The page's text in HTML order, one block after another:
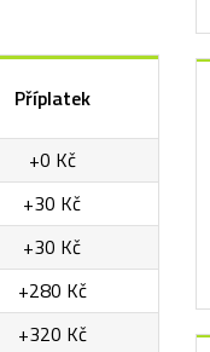
Příplatek
+0 Kč
+30 Kč
+30 Kč
+280 Kč
+320 Kč